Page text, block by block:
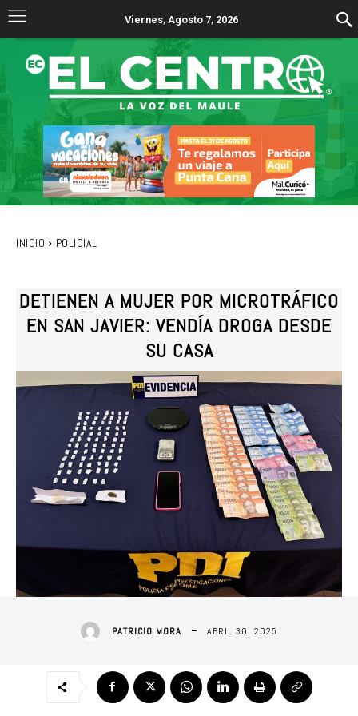
Viernes, Agosto 7, 2026
INICIO POLICIAL
DETIENEN A MUJER POR MICROTRÁFICO
EN SAN JAVIER: VENDÍA DROGA DESDE
SU CASA
PATRICIO MORA ABRIL 30, 2025